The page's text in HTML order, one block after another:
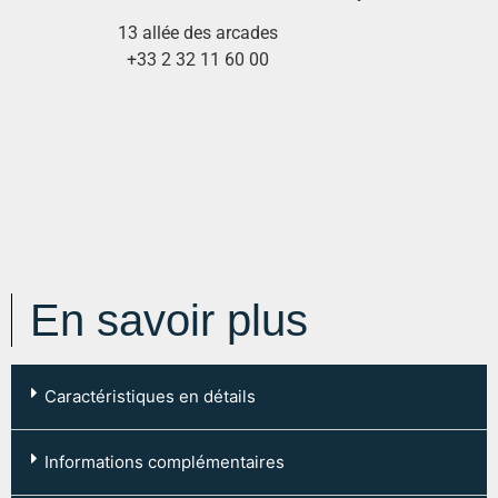
13 allée des arcades
+33 2 32 11 60 00
En savoir plus
Caractéristiques en détails
Informations complémentaires